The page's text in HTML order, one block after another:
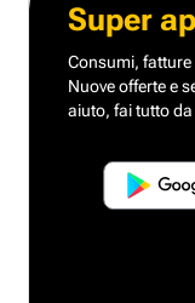
Super
Consumi, fatture
Nuove offerte e
aiuto, fai tutto da